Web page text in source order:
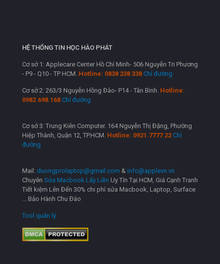
HỆ THỐNG TIN HỌC HÀO PHÁT
Cơ sở 1: Applecare Center Hồ Chí Minh- 506 Nguyễn Tri Phương
- P9 - Q10 - TP HCM. Hotline: 0838 238 338 Chỉ đường
Cơ sở 2: 263/3 Nguyễn Hồng Đào- P14 - Tân Bình. Hotline:
0982.698.168 Chỉ đường
Cơ sở 3: Trung Kiên Computer. 164 Nguyễn Thị Đặng, Phường
Hiệp Thành, Quận 12, TP.HCM. Hotline: 0921.7777.22 Chỉ
đường
Mail: duongprolaptop@gmail.com & info@applevn.vn
Chuyên Sửa Macbook Lấy Liền Uy Tín Tại HCM, Giá Cạnh Tranh
Tiết kiệm Lên Đến 30% chi phí sửa Macbook, Laptop, Surface
... Bảo Hành Chu Đáo
Tool quản lý